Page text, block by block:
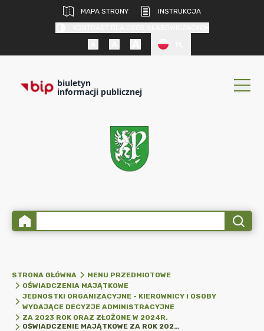
MAPA STRONY
INSTRUKCJA
biuletyn
informacji publicznej
STRONA GŁÓWNA
MENU PRZEDMIOTOWE
OŚWIADCZENIA MAJĄTKOWE
JEDNOSTKI ORGANIZACYJNE - KIEROWNICY I OSOBY
WYDAJĄCE DECYZJE ADMINISTRACYJNE
ZA 2023 ROK ORAZ ZŁOŻONE W 2024R.
OŚWIADCZENIE MAJĄTKOWE ZA ROK 2023 - AGNIESZKA CZERKAS-POLIT- DYREKTOR GMINNEGO PRZEDSZKOLA IM. JULIANA TUWIMA W STRASZYNIE - STAN NA DZIEŃ 31.12.2023R.